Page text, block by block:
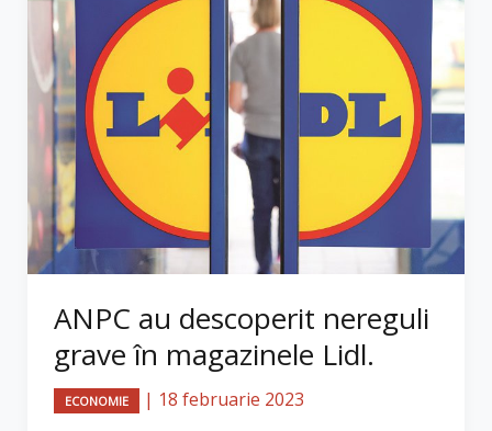
ANPC au descoperit nereguli
grave în magazinele Lidl.
ECONOMIE | 18 februarie 2023